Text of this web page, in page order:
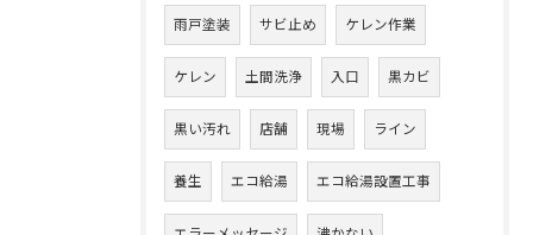
雨戸塗装 サビ止め ケレン作業
ケレン 土間洗浄 入口 黒カビ
黒い汚れ 店舗 現場 ライン
養生 エコ給湯 エコ給湯設置工事